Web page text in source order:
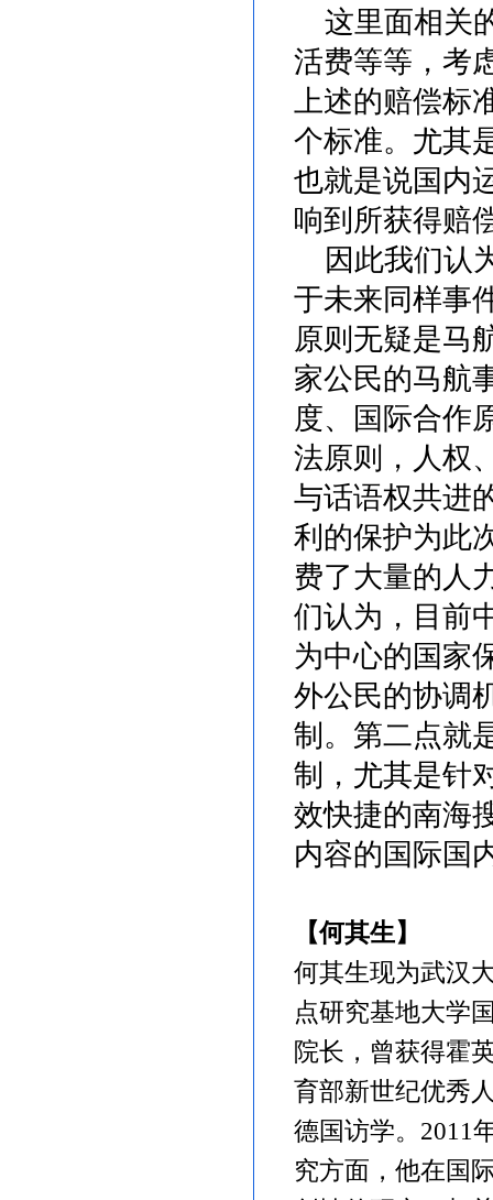
这里面相关
活费等等，考
上述的赔偿标
个标准。尤其
也就是说国内
响到所获得赔
因此我们认
于未来同样事
原则无疑是马
家公民的马航
度、国际合作
法原则，人权
与话语权共进
利的保护为此
费了大量的人
们认为，目前
为中心的国家
外公民的协调
制。第二点就
制，尤其是针
效快捷的南海
内容的国际国
【何其生】
何其生现为武汉
点研究基地大学
院长，曾获得霍
育部新世纪优秀
德国访学。 2011
究方面，他在国